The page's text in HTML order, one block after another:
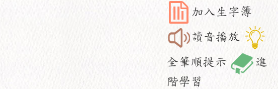
加入生字簿
讀音播放
全筆順提示
進
階學習